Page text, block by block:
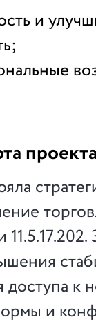
и
11.5.17.202.
доступа к
и